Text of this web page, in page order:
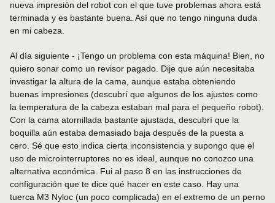
nueva impresión del robot con el que tuve problemas ahora está
terminada y es bastante buena. Así que no tengo ninguna duda
en mi cabeza.
Al día siguiente - ¡Tengo un problema con esta máquina! Bien, no
quiero sonar como un revisor pagado. Dije que aún necesitaba
investigar la altura de la cama, aunque estaba obteniendo
buenas impresiones (descubrí que algunos de los ajustes como
la temperatura de la cabeza estaban mal para el pequeño robot).
Con la cama atornillada bastante ajustada, descubrí que la
boquilla aún estaba demasiado baja después de la puesta a
cero. Sé que esto indica cierta inconsistencia y supongo que el
uso de microinterruptores no es ideal, aunque no conozco una
alternativa económica. Fui al paso 8 en las instrucciones de
configuración que te dice qué hacer en este caso. Hay una
tuerca M3 Nyloc (un poco complicada) en el extremo de un perno